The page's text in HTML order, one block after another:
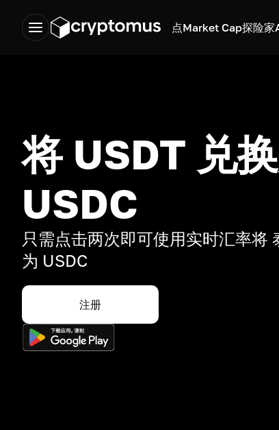
点Market Cap探险家
将 USDT 兑
USDC
只需点击两次即可使用实时汇率将
为 USDC
注册